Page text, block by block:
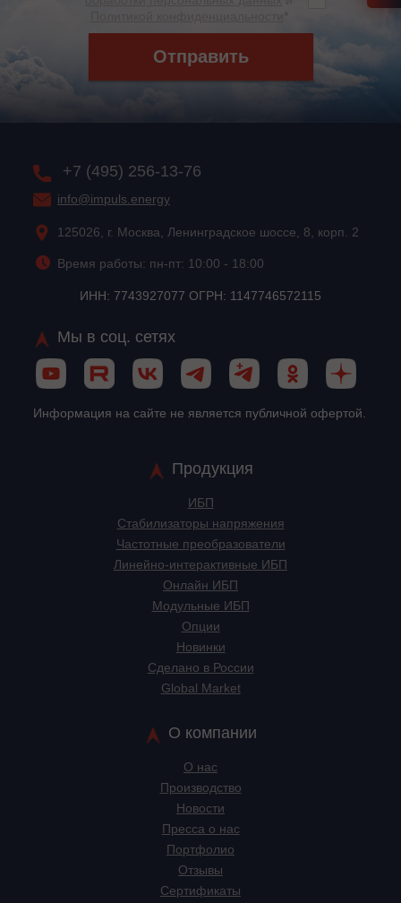
Отправить
+7 (495) 256-13-76
info@impuls.energy
125026, г. Москва, Ленинградское шоссе, 8, корп. 2
Время работы: пн-пт: 10:00 - 18:00
ИНН: 7743927077 ОГРН: 1147746572115
Мы в соц. сетях
Информация на сайте не является публичной офертой.
Продукция
ИБП
Стабилизаторы напряжения
Частотные преобразователи
Линейно-интерактивные ИБП
Онлайн ИБП
Модульные ИБП
Опции
Новинки
Сделано в России
Global Market
О компании
О нас
Производство
Новости
Пресса о нас
Портфолио
Отзывы
Сертификаты